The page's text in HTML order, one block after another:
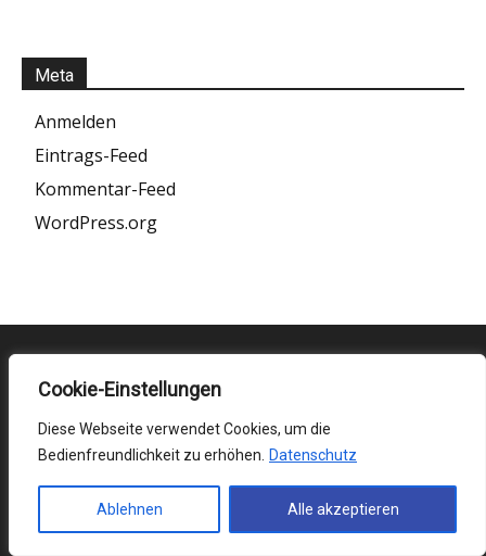
Cookie-Einstellungen
Diese Webseite verwendet Cookies, um die
Bedienfreundlichkeit zu erhöhen.
Datenschutz
Ablehnen Alle akzeptieren
Meta
Anmelden
Eintrags-Feed
Kommentar-Feed
WordPress.org
Consiglio redazionale
Che cos’è la tradizione viva e come nasce il
tradizionalismo
Donne Chiesa Mondo dedicato a „Il diavolo in